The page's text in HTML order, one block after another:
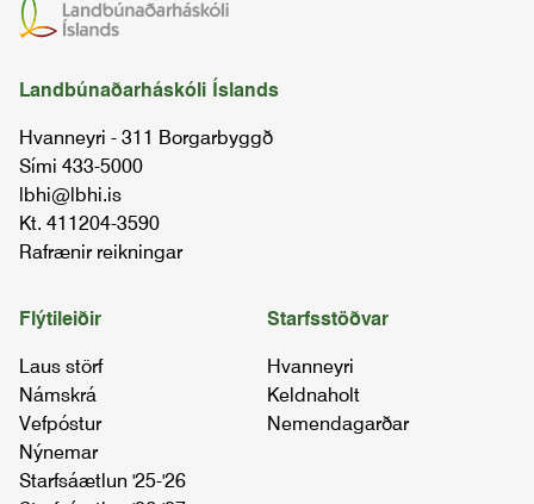
Landbúnaðarháskóli Íslands
Hvanneyri - 311 Borgarbyggð
Sími 433-5000
lbhi@lbhi.is
Kt. 411204-3590
Rafrænir reikningar
Starfsstöðvar
Hvanneyri
Keldnaholt
Nemendagarðar
Flýtileiðir
Laus störf
Námskrá
Vefpóstur
Nýnemar
Starfsáætlun '25-'26